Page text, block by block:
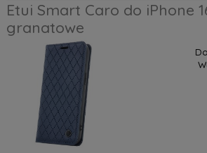
Etui Smart Caro do iPhone
granatowe